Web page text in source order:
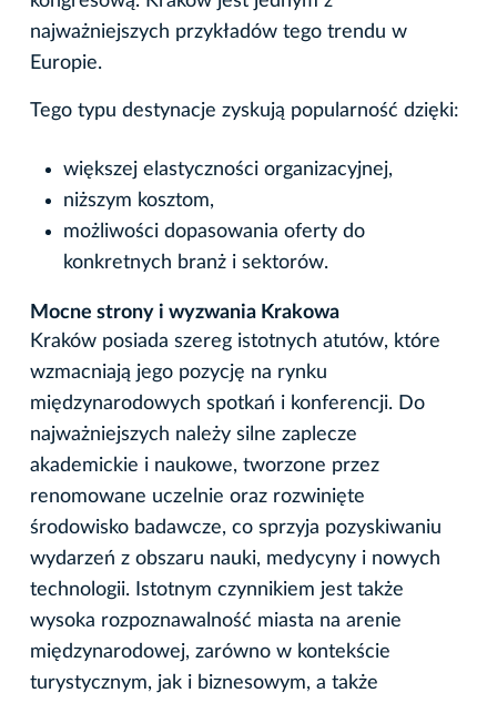
najważniejszych przykładów tego trendu w
Europie.
Tego typu destynacje zyskują popularność dzięki:
większej elastyczności organizacyjnej,
niższym kosztom,
możliwości dopasowania oferty do
konkretnych branż i sektorów.
Mocne strony i wyzwania Krakowa
Kraków posiada szereg istotnych atutów, które
wzmacniają jego pozycję na rynku
międzynarodowych spotkań i konferencji. Do
najważniejszych należy silne zaplecze
akademickie i naukowe, tworzone przez
renomowane uczelnie oraz rozwinięte
środowisko badawcze, co sprzyja pozyskiwaniu
wydarzeń z obszaru nauki, medycyny i nowych
technologii. Istotnym czynnikiem jest także
wysoka rozpoznawalność miasta na arenie
międzynarodowej, zarówno w kontekście
turystycznym, jak i biznesowym, a także